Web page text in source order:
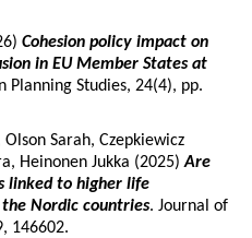
Cohesion policy impact on
in EU Member States at
Planning Studies, 24(4), pp.
Sarah, Czepkiewicz
Heinonen Jukka (2025)Are
linked to higher life
Nordic countries. Journal of
146602.